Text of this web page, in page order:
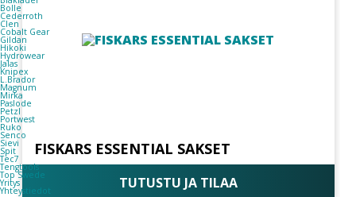
Bolle
Cederroth
Clen
Cobalt Gear
Gildan
Hikoki
Hydrowear
Jalas
Knipex
L.Brador
Magnum
Mirka
Paslode
Petzl
Portwest
Ruko
Senco
Sievi
Spit
Tec7
Tengtools
Top Swede
Yritys
Yhteystiedot
FISKARS ESSENTIAL SAKSET
TUTUSTU JA TILAA